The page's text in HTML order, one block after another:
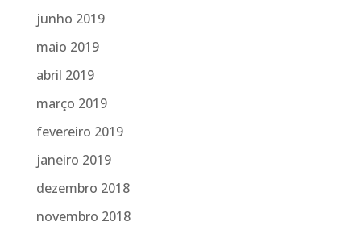
junho 2019
maio 2019
abril 2019
março 2019
fevereiro 2019
janeiro 2019
dezembro 2018
novembro 2018